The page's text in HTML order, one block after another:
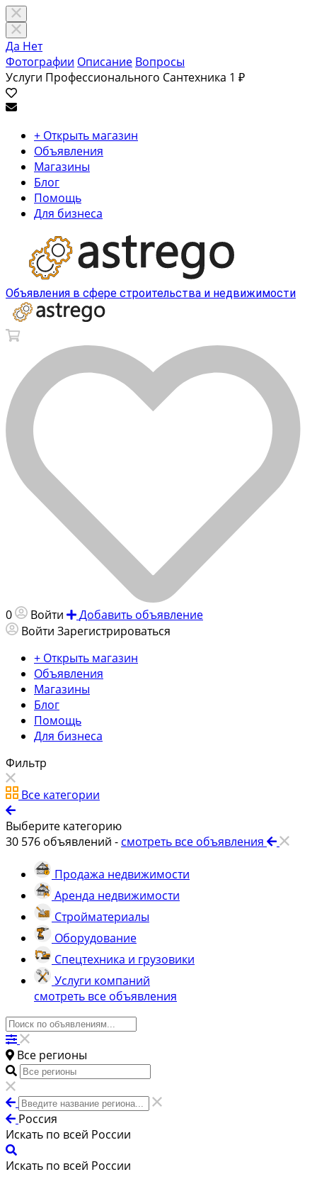
Да Нет
Фотографии Описание Вопросы
Услуги Профессионального Сантехника 1 ₽
+ Открыть магазин
Объявления
Магазины
Блог
Помощь
Для бизнеса
Объявления в сфере строительства и недвижимости
0 Войти
Добавить объявление
Войти Зарегистрироваться
+ Открыть магазин
Объявления
Магазины
Блог
Помощь
Для бизнеса
Фильтр
Все категории
Выберите категорию
30 576 объявлений - смотреть все объявления
Продажа недвижимости
Аренда недвижимости
Стройматериалы
Оборудование
Спецтехника и грузовики
Услуги компаний
смотреть все объявления
Все регионы
Россия
Искать по всей России
Искать по всей России